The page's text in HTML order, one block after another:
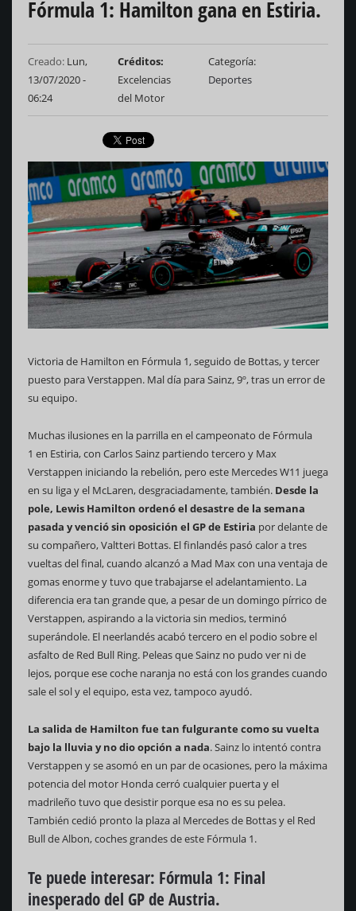
Fórmula 1: Hamilton gana en Estiria.
Creado: Lun,
13/07/2020 -
06:24
Créditos
Excelencias
del Motor
Categoría
Deportes
Victoria de Hamilton en Fórmula 1, seguido de Bottas, y tercer
puesto para Verstappen. Mal día para Sainz, 9º, tras un error de
su equipo.
Muchas ilusiones en la parrilla en el campeonato de Fórmula
1 en Estiria, con Carlos Sainz partiendo tercero y Max
Verstappen iniciando la rebelión, pero este Mercedes W11 juega
en su liga y el McLaren, desgraciadamente, también. Desde la
pole, Lewis Hamilton ordenó el desastre de la semana
pasada y venció sin oposición el GP de Estiria por delante de
su compañero, Valtteri Bottas. El finlandés pasó calor a tres
vueltas del final, cuando alcanzó a Mad Max con una ventaja de
gomas enorme y tuvo que trabajarse el adelantamiento. La
diferencia era tan grande que, a pesar de un domingo pírrico de
Verstappen, aspirando a la victoria sin medios, terminó
superándole. El neerlandés acabó tercero en el podio sobre el
asfalto de Red Bull Ring. Peleas que Sainz no pudo ver ni de
lejos, porque ese coche naranja no está con los grandes cuando
sale el sol y el equipo, esta vez, tampoco ayudó.
La salida de Hamilton fue tan fulgurante como su vuelta
bajo la lluvia y no dio opción a nada. Sainz lo intentó contra
Verstappen y se asomó en un par de ocasiones, pero la máxima
potencia del motor Honda cerró cualquier puerta y el
madrileño tuvo que desistir porque esa no es su pelea.
También cedió pronto la plaza al Mercedes de Bottas y el Red
Bull de Albon, coches grandes de este Fórmula 1.
Te puede interesar: Fórmula 1: Final
inesperado del GP de Austria.